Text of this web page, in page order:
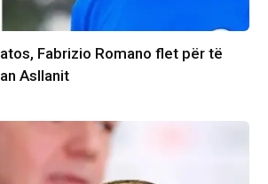
Fabrizio Romano flet për të
Asllanit